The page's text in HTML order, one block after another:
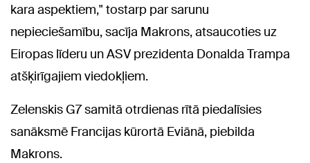
kara aspektiem," tostarp par sarunu
nepieciešamību, sacīja Makrons, atsaucoties uz
Eiropas līderu un ASV prezidenta Donalda Trampa
atšķirīgajiem viedokļiem.
Zelenskis G7 samitā otrdienas rītā piedalīsies
sanāksmē Francijas kūrortā Eviānā, piebilda
Makrons.